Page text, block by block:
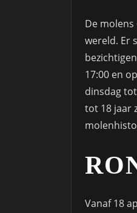
De
wereld. Er
17:00 en
dinsdag
tot 18 jaar
Vanaf 18